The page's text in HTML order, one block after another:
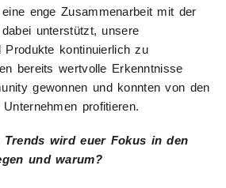
enge Zusammenarbeit mit der
unterstützt, unsere
Produkte kontinuierlich zu
bereits wertvolle Erkenntnisse
gewonnen und konnten von den
profitieren.
wird euer Fokus in den
und warum?